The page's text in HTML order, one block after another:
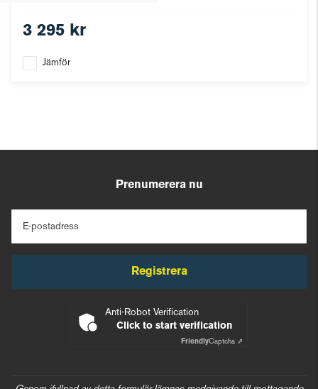
3 295 kr
Jämför
Prenumerera nu
E-postadress
Registrera
Anti-Robot Verification
Click to start verification
FriendlyCaptcha ⇗